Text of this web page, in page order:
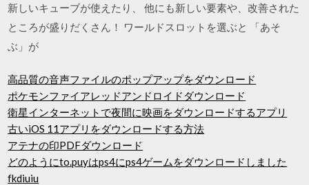
新しいキューブが使えたり、 他にも新しい要素や、改善された
ところが盛りだくさん！ ワールドスロットを選ぶと 「あそ
ぶ」が
高品質の音声ファイルのポップアップをダウンロード
ポケモンファイアレッドアンドロイドダウンロード
衛星インターネットで夜間に映画をダウンロードするアプリ
古いiOS 11アプリをダウンロードする方法
アテナの印PDFダウンロード
どのようにto.puyはps4にps4ゲームをダウンロードしました
fkdiuiu